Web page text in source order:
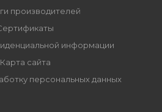
производителей
информации
Карта сайта
персональных данных